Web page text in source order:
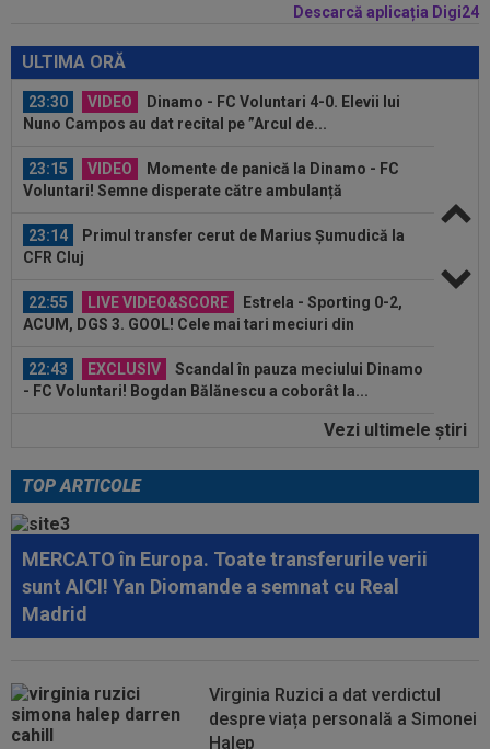
Descarcă aplicația Digi24
ULTIMA ORĂ
Nota primită de Dennis Man, după ”nebunia” cu
Fortuna Sittard! Olandezii nu...
23:30 VIDEO
Dinamo - FC Voluntari 4-0. Elevii lui
Nuno Campos au dat recital pe ”Arcul de...
23:15 VIDEO
Momente de panică la Dinamo - FC
Voluntari! Semne disperate către ambulanță
23:14
Primul transfer cerut de Marius Șumudică la
CFR Cluj
22:55 LIVE VIDEO&SCORE
Estrela - Sporting 0-2,
ACUM, DGS 3. GOOL! Cele mai tari meciuri din
Portugalia...
22:43
EXCLUSIV
Scandal în pauza meciului Dinamo
- FC Voluntari! Bogdan Bălănescu a coborât la...
Ce a făcut Daniel Pancu, la o zi după
23:40
Darius Olaru, primul GOL în Belgia! Românul a
marcat și a contribuit la o mare...
23:32
Nota primită de Dennis Man, după ”nebunia” cu
Fortuna Sittard! Olandezii nu...
23:30
23:15 VIDEO
Momente de panică la Dinamo - FC
Voluntari! Semne disperate către ambulanță
Vezi ultimele ştiri
TOP ARTICOLE
MERCATO în Europa. Toate transferurile verii
sunt AICI! Yan Diomande a semnat cu Real
Madrid
Virginia Ruzici a dat verdictul
despre viața personală a Simonei
Halep